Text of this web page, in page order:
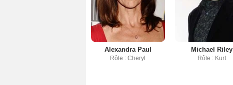
Alexandra Paul
Rôle : Cheryl
Michael Riley
Rôle : Kurt